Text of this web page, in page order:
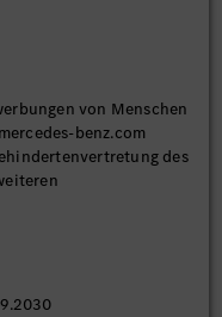
von Menschen
benz.com
des